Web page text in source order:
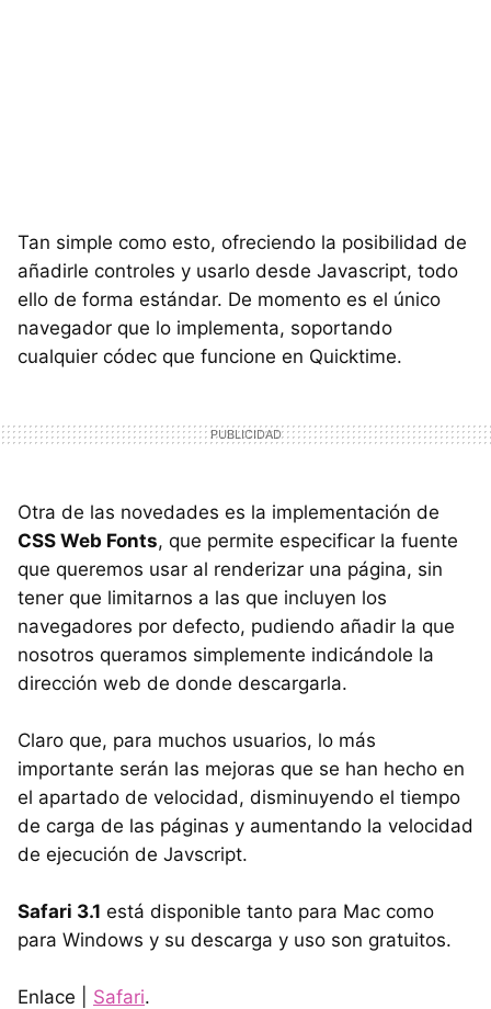
Tan simple como esto, ofreciendo la posibilidad de
añadirle controles y usarlo desde Javascript, todo
ello de forma estándar. De momento es el único
navegador que lo implementa, soportando
cualquier códec que funcione en Quicktime.
Otra de las novedades es la implementación de
CSS Web Fonts, que permite especificar la fuente
que queremos usar al renderizar una página, sin
tener que limitarnos a las que incluyen los
navegadores por defecto, pudiendo añadir la que
nosotros queramos simplemente indicándole la
dirección web de donde descargarla.
Claro que, para muchos usuarios, lo más
importante serán las mejoras que se han hecho en
el apartado de velocidad, disminuyendo el tiempo
de carga de las páginas y aumentando la velocidad
de ejecución de Javscript.
Safari 3.1 está disponible tanto para Mac como
para Windows y su descarga y uso son gratuitos.
Enlace | Safari.